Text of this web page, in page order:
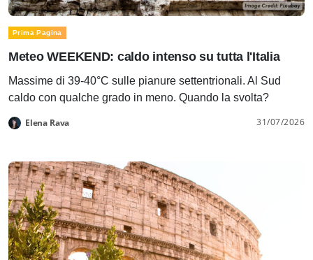
Prima Pagina
Meteo WEEKEND: caldo intenso su tutta l'Italia
Massime di 39-40°C sulle pianure settentrionali. Al Sud
caldo con qualche grado in meno. Quando la svolta?
Elena Rava 31/07/2026